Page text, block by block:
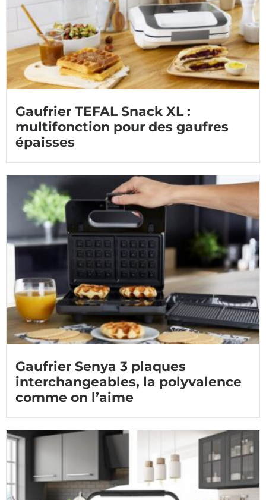
Gaufrier TEFAL Snack XL :
multifonction pour des gaufres
épaisses
Gaufrier Senya 3 plaques
interchangeables, la polyvalence
comme on l’aime